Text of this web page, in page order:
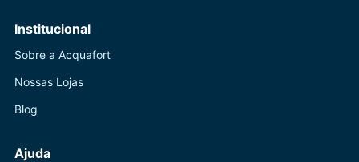
Institucional
Sobre a Acquafort
Nossas Lojas
Blog
Ajuda